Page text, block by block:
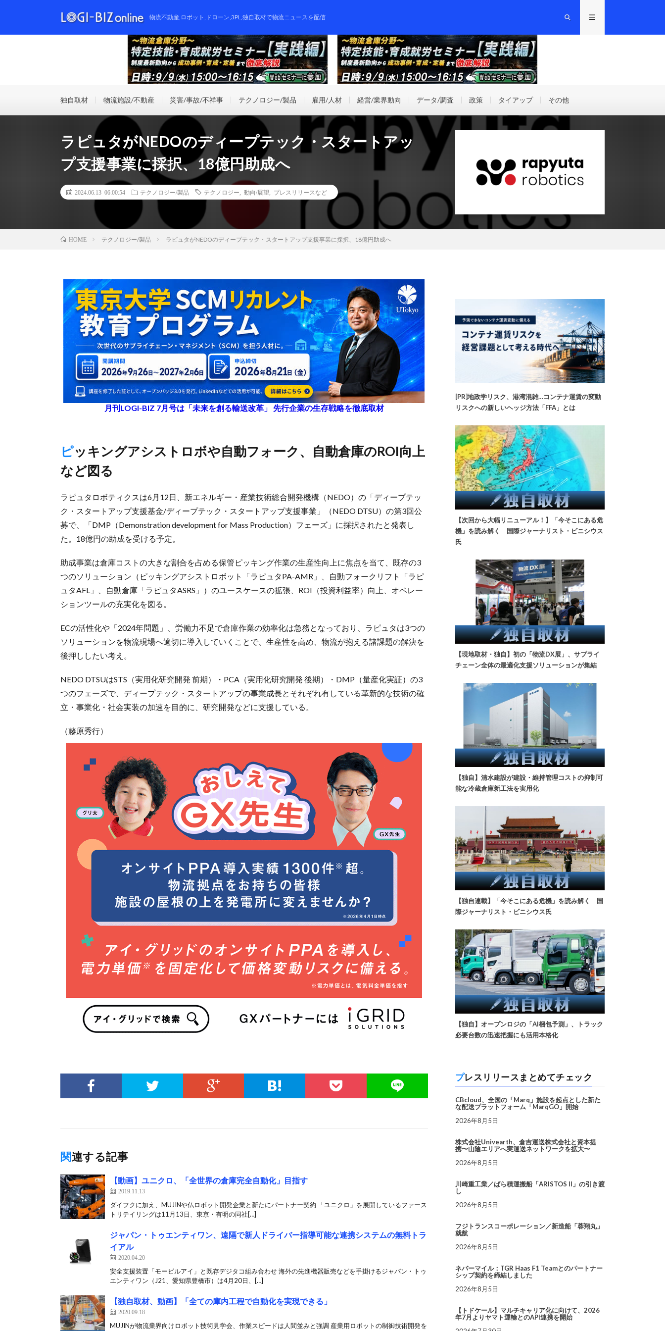
物流不動産,ロボット,ドローン,3PL,独自取材で物流ニュースを配信
独自取材 物流施設/不動産 災害/事故/不祥事 テクノロジー/製品 雇用/人材 経営/業界動向 データ/調査 政策 タイアップ その他
ラピュタがNEDOのディープテック・スタートアッ
プ支援事業に採択、18億円助成へ
2024.06.13 06:00:54 テクノロジー/製品 テクノロジー 動向/展望 プレスリリースなど
HOME テクノロジー/製品 ラピュタがNEDOのディープテック・スタートアップ支援事業に採択、18億円助成へ
月刊LOGI-BIZ 7月号は「未来を創る輸送改革」 先行企業の生存戦略を徹底取材
ピッキングアシストロボや自動フォーク、自動倉庫のROI向上
など図る
ラピュタロボティクスは6月12日、新エネルギー・産業技術総合開発機構（NEDO）の「ディープテッ
ク・スタートアップ支援基金/ディープテック・スタートアップ支援事業」（NEDO DTSU）の第3回公
募で、「DMP（Demonstration development for Mass Production）フェーズ」に採択されたと発表し
た。18億円の助成を受ける予定。
助成事業は倉庫コストの大きな割合を占める保管ピッキング作業の生産性向上に焦点を当て、既存の3
つのソリューション（ピッキングアシストロボット「ラピュタPA-AMR」、自動フォークリフト「ラピ
ュタAFL」、自動倉庫「ラピュタASRS」）のユースケースの拡張、ROI（投資利益率）向上、オペレー
ションツールの充実化を図る。
ECの活性化や「2024年問題」、労働力不足で倉庫作業の効率化は急務となっており、ラピュタは3つの
ソリューションを物流現場へ適切に導入していくことで、生産性を高め、物流が抱える諸課題の解決を
後押ししたい考え。
NEDO DTSUはSTS（実用化研究開発 前期）・PCA（実用化研究開発 後期）・DMP（量産化実証）の3
つのフェーズで、ディープテック・スタートアップの事業成長とそれぞれ有している革新的な技術の確
立・事業化・社会実装の加速を目的に、研究開発などに支援している。
（藤原秀行）
関連する記事
【動画】ユニクロ、「全世界の倉庫完全自動化」目指す
2019.11.13
ダイフクに加え、MUJINや仏ロボット開発企業と新たにパートナー契約 「ユニクロ」を展開しているファース
トリテイリングは11月13日、東京・有明の同社[…]
ジャパン・トゥエンティワン、遠隔で新人ドライバー指導可能な連携システムの無料トラ
イアル
2020.04.20
安全支援装置「モービルアイ」と既存デジタコ組み合わせ 海外の先進機器販売などを手掛けるジャパン・トゥ
エンティワン（J21、愛知県豊橋市）は4月20日、[…]
【独自取材、動画】「全ての庫内工程で自動化を実現できる」
2020.09.18
MUJINが物流業界向けロボット技術見学会、作業スピードは人間並みと強調 産業用ロボットの制御技術開発を
[PR]地政学リスク、港湾混雑…コンテナ運賃の変動
リスクへの新しいヘッジ方法「FFA」とは
【次回から大幅リニューアル！】「今そこにある危
機」を読み解く 国際ジャーナリスト・ビニシウス
氏
【現地取材・独自】初の「物流DX展」、サプライ
チェーン全体の最適化支援ソリューションが集結
【独自】清水建設が建設・維持管理コストの抑制可
能な冷蔵倉庫新工法を実用化
【独自連載】「今そこにある危機」を読み解く 国
際ジャーナリスト・ビニシウス氏
【独自】オープンロジの「AI梱包予測」、トラック
必要台数の迅速把握にも活用本格化
プレスリリースまとめてチェック
CBcloud、全国の「Marq」施設を起点とした新た
な配送プラットフォーム「MarqGO」開始
2026年8月5日
株式会社Univearth、倉吉運送株式会社と資本提
携〜山陰エリアへ実運送ネットワークを拡大〜
2026年8月5日
川崎重工業／ばら積運搬船「ARISTOS II」の引き渡
し
2026年8月5日
フジトランスコーポレーション／新造船「蓉翔丸」
就航
2026年8月5日
ネバーマイル：TGR Haas F1 Teamとのパートナー
シップ契約を締結しました
2026年8月5日
【トドケール】マルチキャリア化に向けて、2026
年7月よりヤマト運輸とのAPI連携を開始